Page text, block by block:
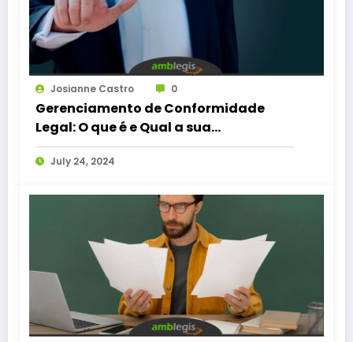
Josianne Castro 0
Gerenciamento de Conformidade
Legal: O que é e Qual a sua
Importância
July 24, 2024